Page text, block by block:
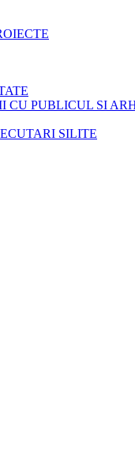
CU PUBLICUL SI
SILITE